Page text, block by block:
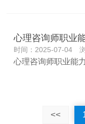
心理咨询师职业
时间：2025-07-04
心理咨询师职业能
<<